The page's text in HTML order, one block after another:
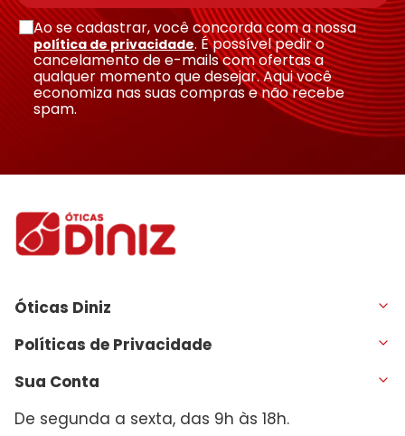
Enviar avaliação
Ao se cadastrar, você concorda com a nossa
política de privacidade. É possível pedir o
cancelamento de e-mails com ofertas a
qualquer momento que desejar. Aqui você
economiza nas suas compras e não recebe
spam.
Óticas Diniz
Políticas de Privacidade
Sua Conta
De segunda a sexta, das 9h às 18h.